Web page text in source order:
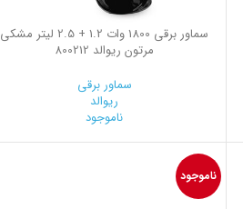
سماور برقی 1800 وات 1.2 + 2.5 لیتر مشکی
مرتون ریوالد 800212
سماور برقی
ریوالد
ناموجود
ناموجود